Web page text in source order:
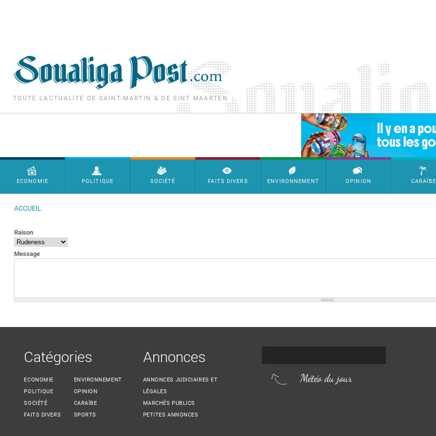
TOUTE L'ACTUALITÉ DE SAINT-MARTIN & DE SINT MAARTEN
SimpleAds Block Bannière
Menu principal
ECONOMIE POLITIQUE SOCIÉTÉ FAITS DIVERS ENVIRONNEMENT OPINION CARAÏBE
ACCUEIL
Raison
Message
Catégories
ECONOMIE
POLITIQUE
SOCIÉTÉ
FAITS DIVERS
ENVIRONNEMENT
OPINION
CARAÏBE
SPORTS
Annonces
ANNONCES JUDICIAIRES ET
LÉGALES
MARCHÉS PUBLICS
PETITES ANNONCES
Météo du jour